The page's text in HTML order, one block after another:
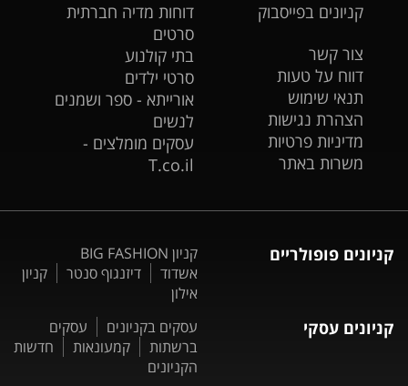
קניונים בפייסבוק
צור קשר
דווח על טעות
תנאי שימוש
הצהרת נגישות
מדיניות פרטיות
משרות באתר
דוחות מדיה חברתית
סרטים
בתי קולנוע
סרטי ילדים
אורייתא - ספר ושמנים
לנשים
עסקים מומלצים -
T.co.il
קניונים פופולריים
קניון BIG FASHION
אשדוד
דיזנגוף סנטר
קניון
אילון
קניונים עסקי עסקים בקניונים
עסקים
ברשתות
קמעונאות
חדשות
הקניונים